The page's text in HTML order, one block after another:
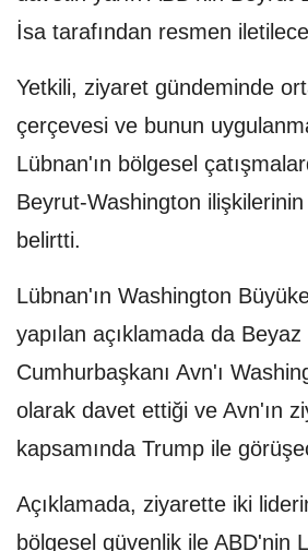
İsa tarafından resmen
Yetkili, ziyaret gündeminde
çerçevesi ve bunun
Lübnan'ın bölgesel
Beyrut-Washington ilişkilerinin
belirtti.
Lübnan'ın Washington
yapılan açıklamada da Beyaz
Cumhurbaşkanı Avn'ı
olarak davet ettiği ve Avn'ın
kapsamında Trump ile
Açıklamada, ziyarette iki
bölgesel güvenlik ile ABD'nin